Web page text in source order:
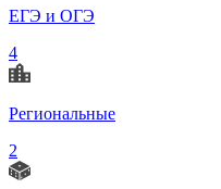
ЕГЭ и ОГЭ
4
Региональные
2